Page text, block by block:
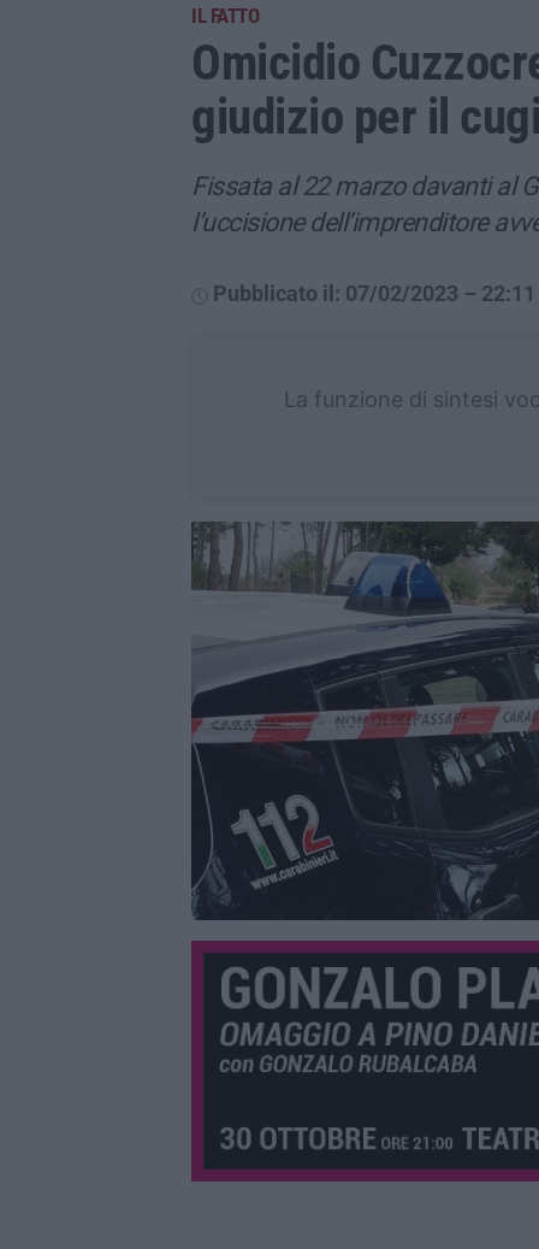
IL FATTO
Omicidio
giudizio per il
Fissata al 22 marzo davanti al
l’uccisione dell’imprenditore
Pubblicato il: 07/02/2023 – 22:11
La funzione di sintesi